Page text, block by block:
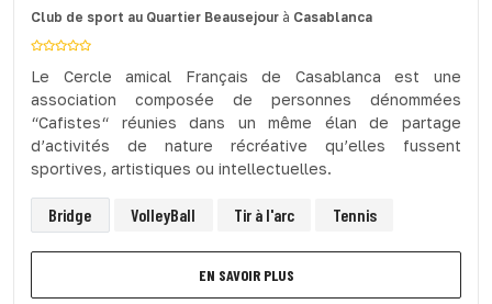
Club de sport au Quartier Beausejour à Casablanca
Le Cercle amical Français de Casablanca est une
association composée de personnes dénommées
“Cafistes“ réunies dans un même élan de partage
d’activités de nature récréative qu’elles fussent
sportives, artistiques ou intellectuelles.
Bridge VolleyBall Tir à l'arc Tennis
EN SAVOIR PLUS